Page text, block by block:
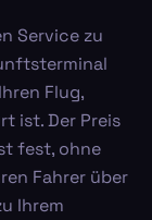
Service zu
Flug,
ist. Der Preis
fest, ohne
Fahrer über
Ihrem